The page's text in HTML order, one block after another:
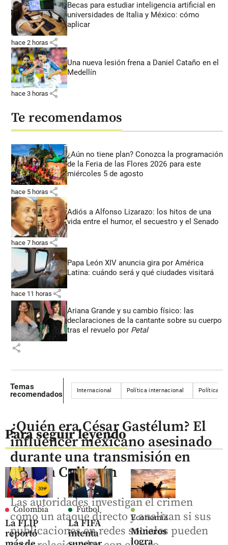
Becas para estudiar inteligencia artificial en
universidades de Italia y México: cómo
aplicar
hace 2 horas share
Una nueva lesión frena a Daniel Cataño en el
Medellín
hace 3 horas share
Te recomendamos
¿Aún no tiene plan? Conozca la programación
de la Feria de las Flores 2026 para este
miércoles 5 de agosto
hace 5 horas share
Adiós a Alfonso Lizarazo: los hitos de una
vida entre el humor, el secuestro y el Senado
hace 7 horas share
Papa León XIV anuncia gira por América
Latina: cuándo será y qué ciudades visitará
hace 11 horas share
Ariana Grande y su cambio físico: las
declaraciones de la cantante sobre su cuerpo
tras el revuelo por Petal
share
Temas
recomendados
Internacional Política internacional Política
Para seguir leyendo
Colombia
La FLIP
reportó
Fútbol
La FIFA
intenta
Economía
Mineros
logra
¿Quién era César Gastélum? El
influencer mexicano asesinado
durante una transmisión en
vivo en Culiacán
Las autoridades investigan el crimen
como un ataque directo y analizan si sus
publicaciones en redes sociales pueden